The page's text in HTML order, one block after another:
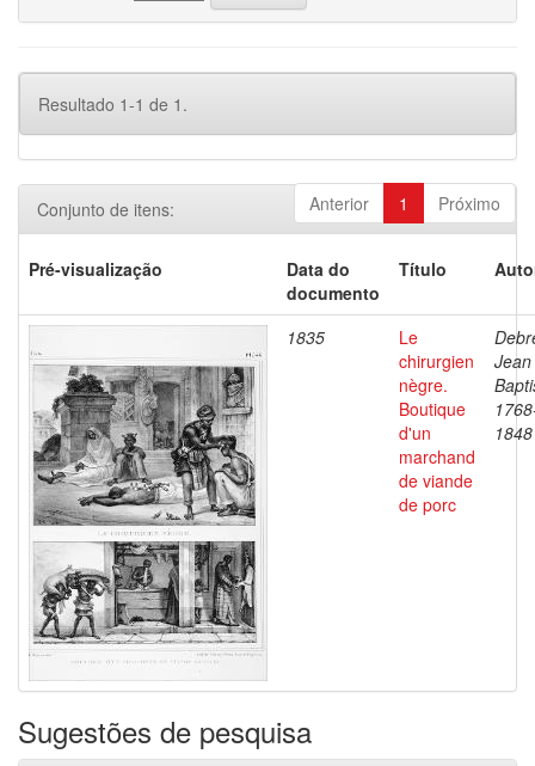
Resultado 1-1 de 1.
Anterior 1 Próximo
Conjunto de itens:
Pré-visualização
Data do
documento
Título
1835
Le
chirurgien
nègre.
Boutique
d'un
marchand
de viande
de porc
Jean
1848
Sugestões de pesquisa